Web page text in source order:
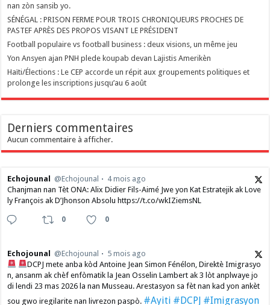
nan zòn sansib yo.
SÉNÉGAL : PRISON FERME POUR TROIS CHRONIQUEURS PROCHES DE
PASTEF APRÈS DES PROPOS VISANT LE PRÉSIDENT
Football populaire vs football business : deux visions, un même jeu
Yon Ansyen ajan PNH plede koupab devan Lajistis Amerikèn
Haïti/Élections : Le CEP accorde un répit aux groupements politiques et
prolonge les inscriptions jusqu’au 6 août
Derniers commentaires
Aucun commentaire à afficher.
Echojounal @Echojounal
4 mois ago
Chanjman nan Tèt ONA: Alix Didier Fils-Aimé Jwe yon Kat Estratejik ak Love
ly François ak D’Jhonson Absolu https://t.co/wkIZiemsNL
0 0
Echojounal @Echojounal
5 mois ago
DCPJ mete anba kòd Antoine Jean Simon Fénélon, Direktè Imigrasyo
n, ansanm ak chèf enfòmatik la Jean Osselin Lambert ak 3 lòt anplwaye jo
di lendi 23 mas 2026 la nan Musseau. Arestasyon sa fèt nan kad yon ankèt
sou gwo iregilarite nan livrezon paspò. #Ayiti #DCPJ #Imigrasyon